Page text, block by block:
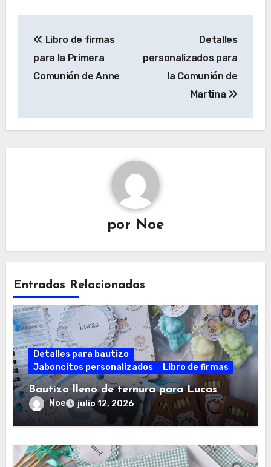
de
entradas
Libro de firmas
para la Primera
Comunión de Anne
Detalles
personalizados para
la Comunión de
Martina
por Noe
Entradas Relacionadas
Detalles para bautizo
Jaboncitos personalizados
Libro de firmas
Bautizo lleno de ternura para Lucas
Noe julio 12, 2026